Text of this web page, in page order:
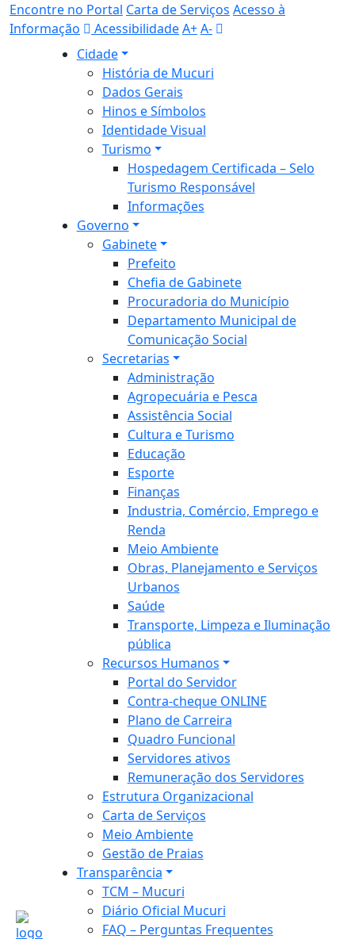
Encontre no Portal Carta de Serviços Acesso à
Informação
AcessibilidadeA+A-
Cidade
História de Mucuri
Dados Gerais
Hinos e Símbolos
Identidade Visual
Turismo
Hospedagem Certificada – Selo
Turismo Responsável
Informações
Governo
Gabinete
Prefeito
Chefia de Gabinete
Procuradoria do Município
Departamento Municipal de
Comunicação Social
Secretarias
Administração
Agropecuária e Pesca
Assistência Social
Cultura e Turismo
Educação
Esporte
Finanças
Industria, Comércio, Emprego e
Renda
Meio Ambiente
Obras, Planejamento e Serviços
Urbanos
Saúde
Transporte, Limpeza e Iluminação
pública
Recursos Humanos
Portal do Servidor
Contra-cheque ONLINE
Plano de Carreira
Quadro Funcional
Servidores ativos
Remuneração dos Servidores
Estrutura Organizacional
Carta de Serviços
Meio Ambiente
Gestão de Praias
Transparência
TCM – Mucuri
Diário Oficial Mucuri
FAQ – Perguntas Frequentes